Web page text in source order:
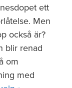
ett
Men
också är?
blir renad
om
med